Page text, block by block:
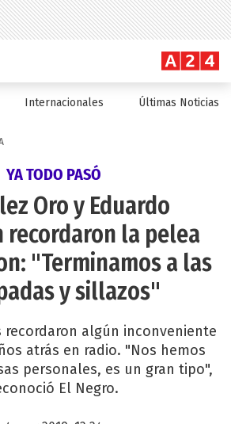
Internacionales Últimas Noticias
YA TODO PASÓ
Oro y Eduardo
recordaron la pelea
"Terminamos a las
y sillazos"
recordaron algún inconveniente
atrás en radio. "Nos hemos
personales, es un gran tipo",
El Negro.